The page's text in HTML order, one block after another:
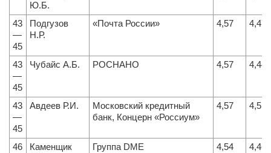
Ю.Б.
43
—
45
Подгузов
Н.Р.
«Почта России» 4,57 4,47
43
—
45
Чубайс А.Б. РОСНАНО 4,57 4,44
43
—
45
Авдеев Р.И.
Московский кредитный
банк, Концерн «Россиум»
4,57 4,51
46
Каменщик
Группа DME 4,54 4,46